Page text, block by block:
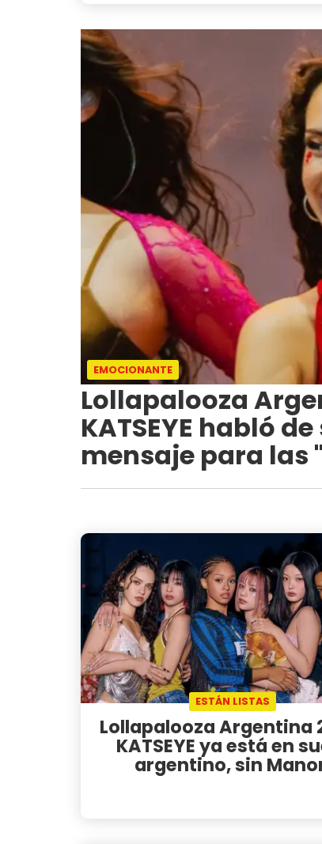
EMOCIONANTE
Lollapalooza
KATSEYE habló
mensaje para las
ESTÁN LISTAS
Lollapalooza Argentina
KATSEYE ya está en
argentino, sin